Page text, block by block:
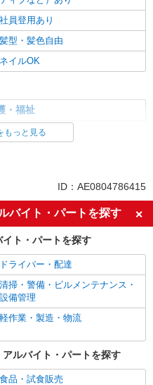
社員登用あり
髪型・髪色自由
ネイルOK
・福祉
交通費支給
産休・育休取得実績あり
もっと見る
ID：AE0804786415
バイト・パートを探す
ト・パートを探す
ドライバー・配達
清掃・警備・ビルメンテナンス・
設備管理
軽作業・製造・物流
ルバイト・パートを探す
食品・試食販売